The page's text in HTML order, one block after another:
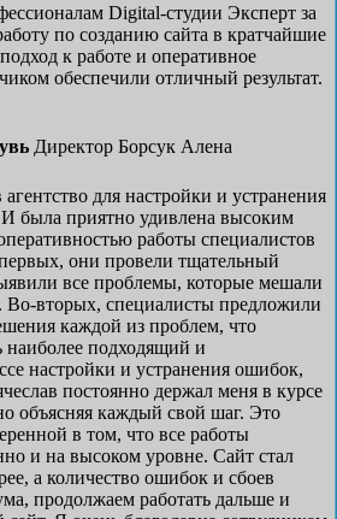
Digital-студии Эксперт за
по созданию сайта в кратчайшие
к работе и оперативное
обеспечили отличный результат.
Директор Борсук Алена
для настройки и устранения
была приятно удивлена высоким
работы специалистов
они провели тщательный
все проблемы, которые мешали
Во-вторых, специалисты предложили
каждой из проблем, что
наиболее подходящий и
настройки и устранения ошибок,
постоянно держал меня в курсе
объясняя каждый свой шаг. Это
в том, что все работы
и на высоком уровне. Сайт стал
а количество ошибок и сбоев
продолжаем работать дальше и